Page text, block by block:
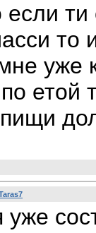
если
то
уже
етой